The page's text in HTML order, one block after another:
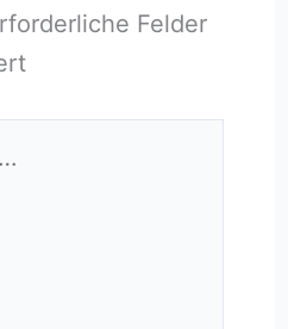
Felder